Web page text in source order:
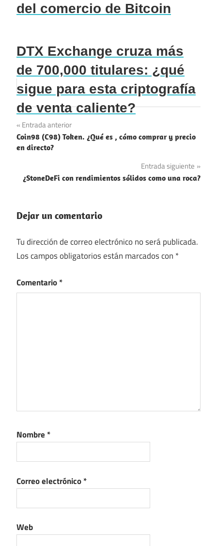
del comercio de Bitcoin
DTX Exchange cruza más
de 700,000 titulares: ¿qué
sigue para esta criptografía
de venta caliente?
Navegación
de
Entrada anterior
Coin98 (C98) Token. ¿Qué es , cómo comprar y precio
en directo?
Entrada siguiente
¿StoneDeFi con rendimientos sólidos como una roca?
Dejar un comentario
Tu dirección de correo electrónico no será publicada.
Los campos obligatorios están marcados con *
Comentario*
Nombre *
Correo electrónico*
Web